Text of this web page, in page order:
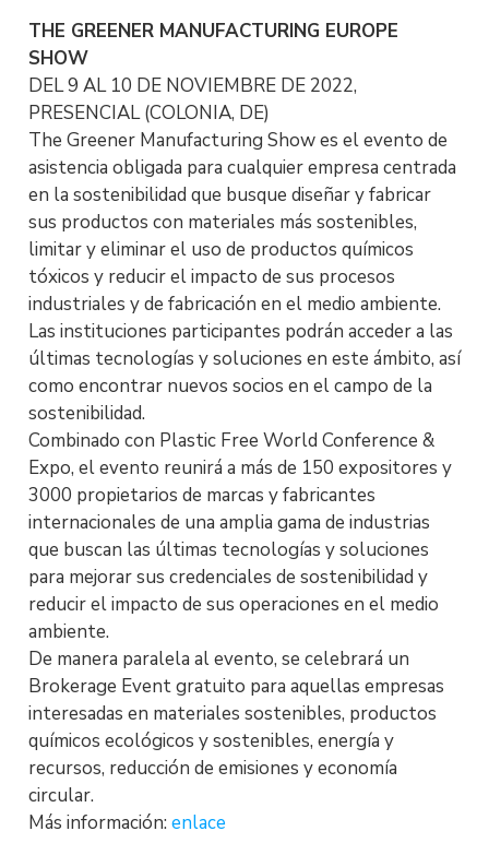
THE GREENER MANUFACTURING EUROPE
SHOW
DEL 9 AL 10 DE NOVIEMBRE DE 2022,
PRESENCIAL (COLONIA, DE)
The Greener Manufacturing Show es el evento de
asistencia obligada para cualquier empresa centrada
en la sostenibilidad que busque diseñar y fabricar
sus productos con materiales más sostenibles,
limitar y eliminar el uso de productos químicos
tóxicos y reducir el impacto de sus procesos
industriales y de fabricación en el medio ambiente.
Las instituciones participantes podrán acceder a las
últimas tecnologías y soluciones en este ámbito, así
como encontrar nuevos socios en el campo de la
sostenibilidad.
Combinado con Plastic Free World Conference &
Expo, el evento reunirá a más de 150 expositores y
3000 propietarios de marcas y fabricantes
internacionales de una amplia gama de industrias
que buscan las últimas tecnologías y soluciones
para mejorar sus credenciales de sostenibilidad y
reducir el impacto de sus operaciones en el medio
ambiente.
De manera paralela al evento, se celebrará un
Brokerage Event gratuito para aquellas empresas
interesadas en materiales sostenibles, productos
químicos ecológicos y sostenibles, energía y
recursos, reducción de emisiones y economía
circular.
Más información: enlace